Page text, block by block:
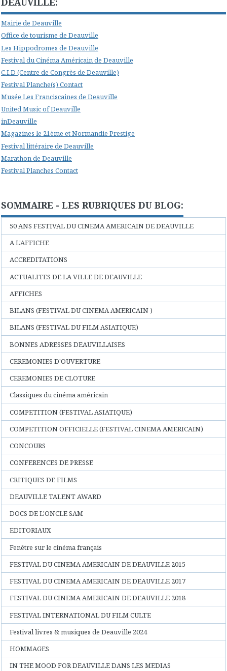
Mairie de Deauville
Office de tourisme de Deauville
Les Hippodromes de Deauville
Festival du Cinéma Américain de Deauville
C.I.D (Centre de Congrès de Deauville)
Festival Planche(s) Contact
Musée Les Franciscaines de Deauville
United Music of Deauville
inDeauville
Magazines le 21ème et Normandie Prestige
Festival littéraire de Deauville
Marathon de Deauville
Festival Planches Contact
SOMMAIRE - LES RUBRIQUES DU BLOG:
50 ANS FESTIVAL DU CINEMA AMERICAIN DE DEAUVILLE
A L'AFFICHE
ACCREDITATIONS
ACTUALITES DE LA VILLE DE DEAUVILLE
AFFICHES
BILANS (FESTIVAL DU CINEMA AMERICAIN )
BILANS (FESTIVAL DU FILM ASIATIQUE)
BONNES ADRESSES DEAUVILLAISES
CEREMONIES D'OUVERTURE
CEREMONIES DE CLOTURE
Classiques du cinéma américain
COMPETITION (FESTIVAL ASIATIQUE)
COMPETITION OFFICIELLE (FESTIVAL CINEMA AMERICAIN)
CONCOURS
CONFERENCES DE PRESSE
CRITIQUES DE FILMS
DEAUVILLE TALENT AWARD
DOCS DE L'ONCLE SAM
EDITORIAUX
Fenêtre sur le cinéma français
FESTIVAL DU CINEMA AMERICAIN DE DEAUVILLE 2015
FESTIVAL DU CINEMA AMERICAIN DE DEAUVILLE 2017
FESTIVAL DU CINEMA AMERICAIN DE DEAUVILLE 2018
FESTIVAL INTERNATIONAL DU FILM CULTE
Festival livres & musiques de Deauville 2024
HOMMAGES
IN THE MOOD FOR DEAUVILLE DANS LES MEDIAS